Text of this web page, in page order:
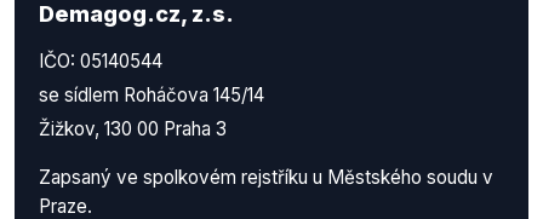
Demagog.cz, z.s.
IČO: 05140544
se sídlem Roháčova 145/14
Žižkov, 130 00 Praha 3
Zapsaný ve spolkovém rejstříku u Městského soudu v
Praze.